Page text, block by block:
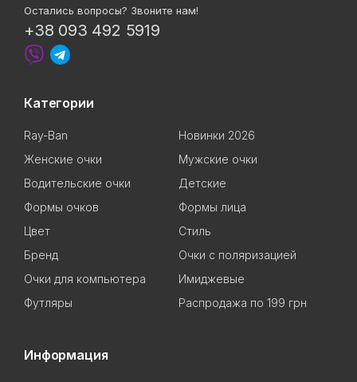
Остались вопросы? Звоните нам!
+38 093 492 5919
Категории
Ray-Ban
Новинки 2026
Женские очки
Мужские очки
Водительские очки
Детские
Формы очков
Формы лица
Цвет
Стиль
Бренд
Очки с поляризацией
Очки для компьютера
Имиджевые
Футляры
Распродажа по 199 грн
Информация